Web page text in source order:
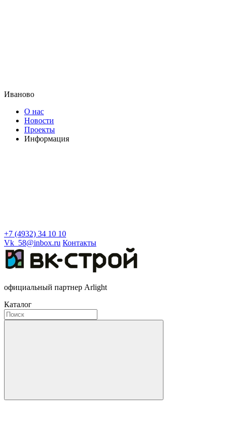
Иваново
О нас
Новости
Проекты
Информация
+7 (4932) 34 10 10
Vk_58@inbox.ru Контакты
официальный партнер Arlight
Каталог